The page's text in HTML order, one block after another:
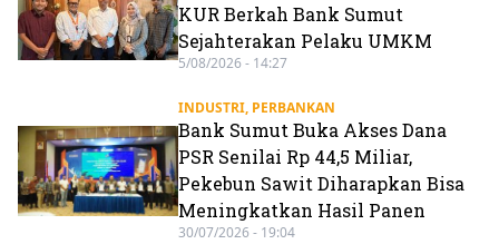
KUR Berkah Bank Sumut
Sejahterakan Pelaku UMKM
5/08/2026 - 14:27
INDUSTRI, PERBANKAN
Bank Sumut Buka Akses Dana
PSR Senilai Rp 44,5 Miliar,
Pekebun Sawit Diharapkan Bisa
Meningkatkan Hasil Panen
30/07/2026 - 19:04